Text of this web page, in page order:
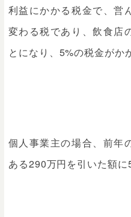
利益にかかる税金で、営
変わる税であり、飲食店
とになり、5%の税金がか
個人事業主の場合、前年
ある290万円を引いた額に